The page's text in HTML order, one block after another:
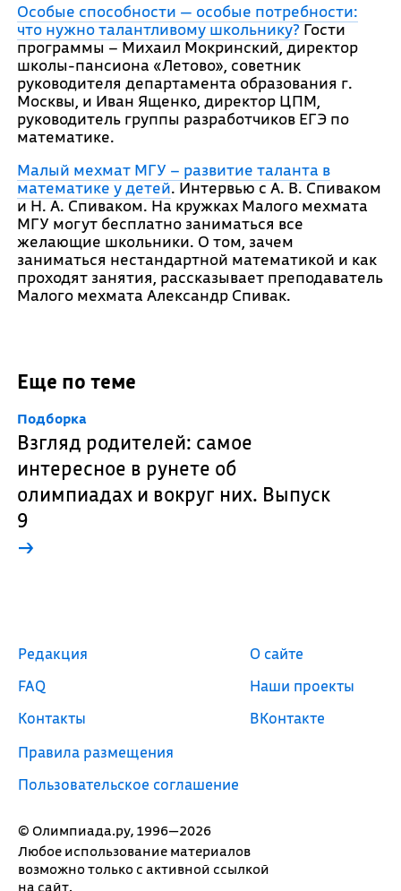
Особые способности — особые потребности:
что нужно талантливому школьнику?Гости
программы – Михаил Мокринский, директор
школы-пансиона «Летово», советник
руководителя департамента образования г.
Москвы, и Иван Ященко, директор ЦПМ,
руководитель группы разработчиков ЕГЭ по
математике.
Малый мехмат МГУ – развитие таланта в
математике у детей. Интервью с А. В. Спиваком
и Н. А. Спиваком. На кружках Малого мехмата
МГУ могут бесплатно заниматься все
желающие школьники. О том, зачем
заниматься нестандартной математикой и как
проходят занятия, рассказывает преподаватель
Малого мехмата Александр Спивак.
Еще по теме
Подборка
Взгляд родителей: самое
интересное в рунете об
олимпиадах и вокруг них. Выпуск
9
→
© Олимпиада.ру, 1996—2026
Любое использование материалов
возможно только с активной ссылкой
на сайт.
Редакция
FAQ
Контакты
Правила размещения
Пользовательское соглашение
О сайте
Наши проекты
ВКонтакте